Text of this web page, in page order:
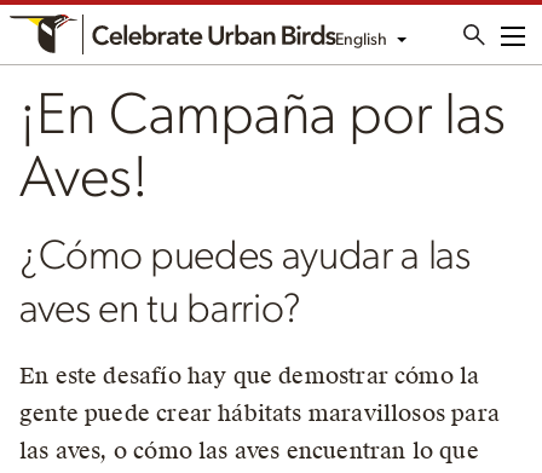
English
¡En Campaña por las
Aves!
¿Cómo puedes ayudar a las
aves en tu barrio?
En este desafío hay que demostrar cómo la
gente puede crear hábitats maravillosos para
las aves, o cómo las aves encuentran lo que